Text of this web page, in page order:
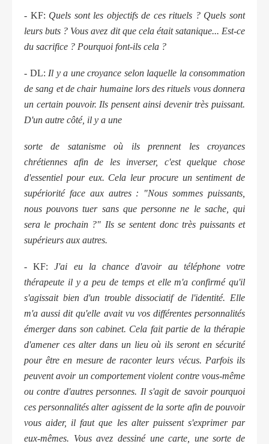
- KF: Quels sont les objectifs de ces rituels ? Quels sont
leurs buts ? Vous avez dit que cela était satanique... Est-ce
du sacrifice ? Pourquoi font-ils cela ?
- DL: Il y a une croyance selon laquelle la consommation
de sang et de chair humaine lors des rituels vous donnera
un certain pouvoir. Ils pensent ainsi devenir très puissant.
D'un autre côté, il y a une
sorte de satanisme où ils prennent les croyances
chrétiennes afin de les inverser, c'est quelque chose
d'essentiel pour eux. Cela leur procure un sentiment de
supériorité face aux autres : "Nous sommes puissants,
nous pouvons tuer sans que personne ne le sache, qui
sera le prochain ?" Ils se sentent donc très puissants et
supérieurs aux autres.
- KF:J'ai eu la chance d'avoir au téléphone votre
thérapeute il y a peu de temps et elle m'a confirmé qu'il
s'agissait bien d'un trouble dissociatif de l'identité. Elle
m'a aussi dit qu'elle avait vu vos différentes personnalités
émerger dans son cabinet. Cela fait partie de la thérapie
d'amener ces alter dans un lieu où ils seront en sécurité
pour être en mesure de raconter leurs vécus. Parfois ils
peuvent avoir un comportement violent contre vous-même
ou contre d'autres personnes. Il s'agit de savoir pourquoi
ces personnalités alter agissent de la sorte afin de pouvoir
vous aider, il faut que les alter puissent s'exprimer par
eux-mêmes. Vous avez dessiné une carte, une sorte de